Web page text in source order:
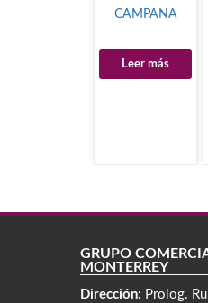
CAMPANA
Leer más
GRUPO
MONTERREY
Dirección: Prolog.